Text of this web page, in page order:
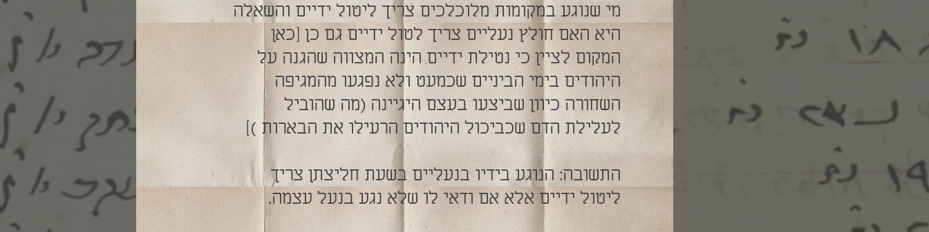
מי שנוגע במקומות מלוכלכים צריך ליטול ידיים והשאלה
היא האם חולץ נעליים צריך לטול ידיים גם כן [כאן
המקום לציין כי נטילת ידיים הינה המצווה שהגנה על
היהודים בימי הביניים שכמעט ולא נפגעו מהמגיפה
השחורה כיוון שביצעו בעצם היגיינה (מה שהוביל
לעלילת הדם שכביכול היהודים הרעילו את הבארות )]
התשובה: הנוגע בידיו בנעליים בשעת חליצתן צריך
ליטול ידיים אלא אם ודאי לו שלא נגע בנעל עצמה.